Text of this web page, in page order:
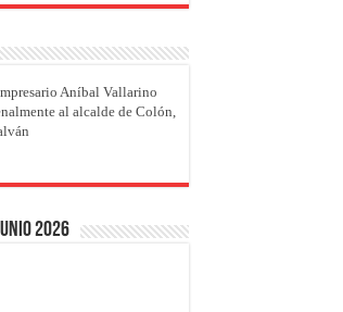
Aníbal Vallarino
al alcalde de Colón,
2026